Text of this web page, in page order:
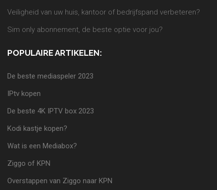
Veiligheid van uw huis, kantoor of bedrijfspand verbeteren?
Sim only abonnement, de beste optie voor jou?
POPULAIRE ARTIKELEN:
De beste mediaspeler 2023
IPtv kopen
De beste 4K IPTV box 2023
Kodi kastje kopen?
Wat is een Mediabox?
Ziggo of KPN
Overstappen van Ziggo naar KPN